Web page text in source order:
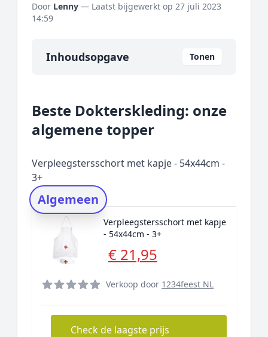
Door Lenny — Laatst bijgewerkt op 27 juli 2023
14:59
Inhoudsopgave Tonen
Onze algemene topper
Prijs topper
Rating topper
Onderzoeksmethode
Alternatieven
Prijsniveaus
Beste Dokterskleding: onze
algemene topper
Verpleegstersschort met kapje - 54x44cm -
3+
Algemeen
Verpleegstersschort met kapje
- 54x44cm - 3+
€ 21,95
Verkoop door 1234feest NL
Check de laagste prijs